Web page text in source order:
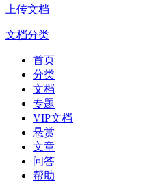
上传文档
文档分类
首页
分类
文档
专题
VIP文档
悬赏
文章
问答
帮助